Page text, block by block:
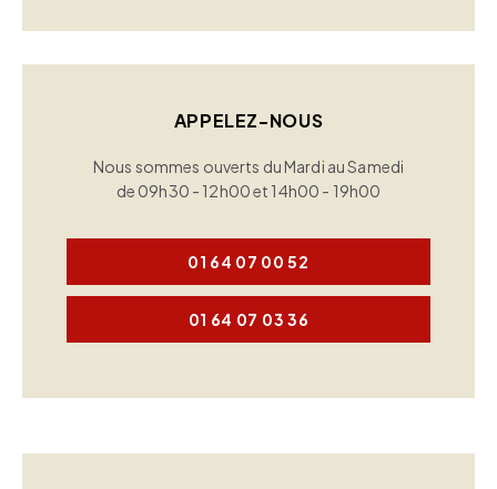
APPELEZ-NOUS
Nous sommes ouverts du Mardi au Samedi
de 09h30 - 12h00 et 14h00 - 19h00
01 64 07 00 52
01 64 07 03 36